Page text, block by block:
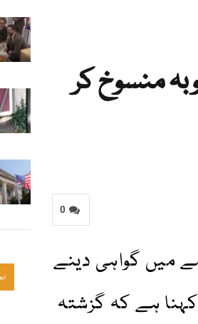
منسوخ کر
0
میں گواہی دینے
ہے کہ گزشتہ